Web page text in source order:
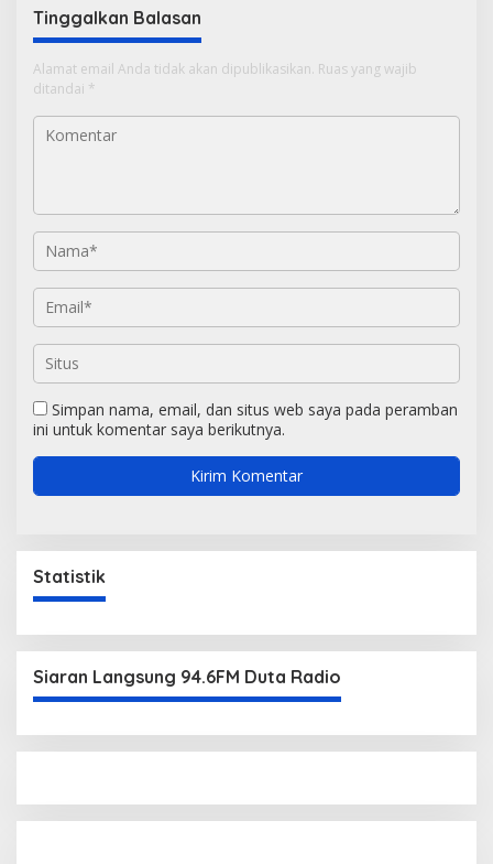
Tinggalkan Balasan
Alamat email Anda tidak akan dipublikasikan. Ruas yang wajib
ditandai *
Simpan nama, email, dan situs web saya pada peramban
ini untuk komentar saya berikutnya.
Statistik
Siaran Langsung 94.6FM Duta Radio